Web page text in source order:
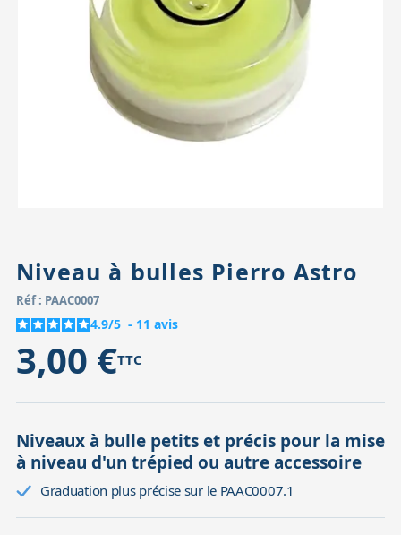
Accessoires pour montures
Têtes
Pièces détachées
Niveau à bulles Pierro Astro
Réf : PAAC0007
4.9/5 - 11 avis
3,00 €TTC
Niveaux à bulle petits et précis pour la mise
à niveau d'un trépied ou autre accessoire
Graduation plus précise sur le PAAC0007.1